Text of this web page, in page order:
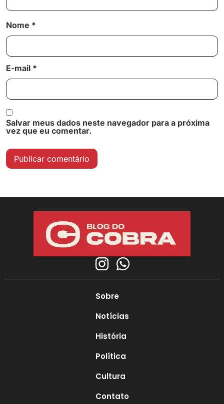
Nome *
E-mail *
Salvar meus dados neste navegador para a próxima
vez que eu comentar.
Sobre
Notícias
História
Política
Cultura
Contato